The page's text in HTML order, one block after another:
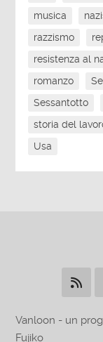
musica
razzismo
resistenza al
romanzo
Sessantotto
storia del
Usa
Vanloon - un
Fujiko